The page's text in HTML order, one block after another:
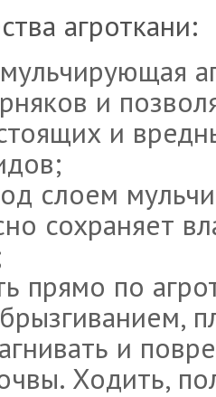
агроткани:
и
и
слоем
сохраняет
прямо по
и
Ходить,